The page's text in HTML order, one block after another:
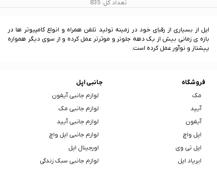
تعداد کل: 835
اپل از بسیاری از رقبای خود در زمینه تولید تلفن همراه و انواع کامپیوتر ها در
بازه ی زمانی بیش از یک دهه جلوتر و موثرتر عمل کرده و از سوی دیگر همواره
پیشتاز و نوآور عمل کرده است.
فروشگاه
مک
آیپد
آیفون
اپل واچ
اپل تی وی
ایرپاد اپل
جانبی اپل
لوازم جانبی آیفون
لوازم جانبی مک
لوازم جانبی آیپد
لوازم جانبی اپل واچ
اورجینال اپل
لوازم جانبی سبک زندگی